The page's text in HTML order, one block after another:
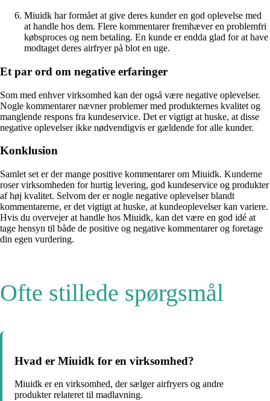
Miuidk har formået at give deres kunder en god oplevelse med
at handle hos dem. Flere kommentarer fremhæver en problemfri
købsproces og nem betaling. En kunde er endda glad for at have
modtaget deres airfryer på blot en uge.
Et par ord om negative erfaringer
Som med enhver virksomhed kan der også være negative oplevelser.
Nogle kommentarer nævner problemer med produkternes kvalitet og
manglende respons fra kundeservice. Det er vigtigt at huske, at disse
negative oplevelser ikke nødvendigvis er gældende for alle kunder.
Konklusion
Samlet set er der mange positive kommentarer om Miuidk. Kunderne
roser virksomheden for hurtig levering, god kundeservice og produkter
af høj kvalitet. Selvom der er nogle negative oplevelser blandt
kommentarerne, er det vigtigt at huske, at kundeoplevelser kan variere.
Hvis du overvejer at handle hos Miuidk, kan det være en god idé at
tage hensyn til både de positive og negative kommentarer og foretage
din egen vurdering.
Ofte stillede spørgsmål
Hvad er Miuidk for en virksomhed?
Miuidk er en virksomhed, der sælger airfryers og andre
produkter relateret til madlavning.